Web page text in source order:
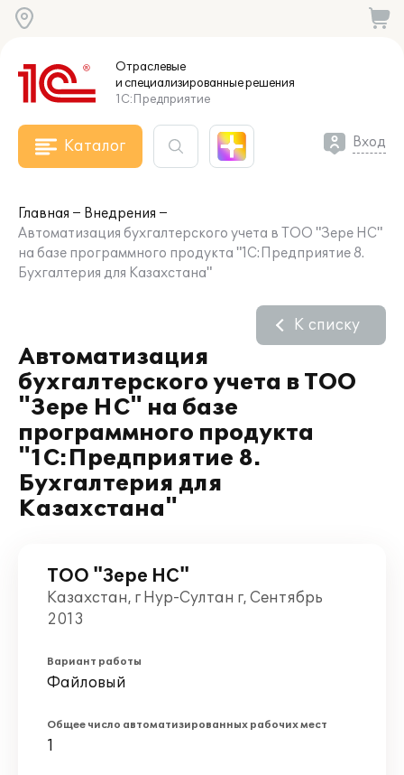
Отраслевые
и специализированныерешения
1С:Предприятие
Каталог Вход
Главная
Внедрения
Автоматизация бухгалтерского учета в ТОО "Зере НС"
на базе программного продукта "1С:Предприятие 8.
Бухгалтерия для Казахстана"
Автоматизация
бухгалтерского учета в ТОО
"Зере НС" на базе
программного продукта
"1С:Предприятие 8.
Бухгалтерия для
Казахстана"
К списку
ТОО "Зере НС"
Казахстан, г Нур-Султан г, Сентябрь
2013
Вариант работы
Файловый
Общее число автоматизированных рабочих мест
1